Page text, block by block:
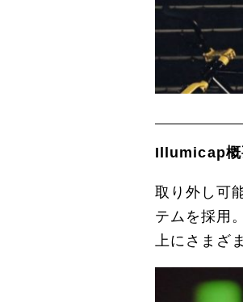
Illumicap概
取り外し可
テムを採用
上にさまざ